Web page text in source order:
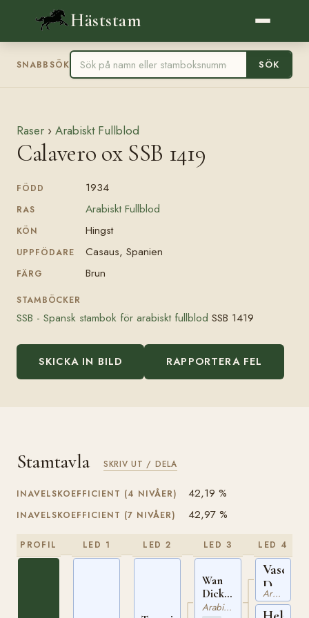
Häststam
SNABBSÖK SÖK
Raser › Arabiskt Fullblod
Calavero ox SSB 1419
FÖDD 1934
RAS Arabiskt Fullblod
KÖN Hingst
UPPFÖDARE Casaus, Spanien
FÄRG Brun
STAMBÖCKER
SSB - Spansk stambok för arabiskt fullblod SSB 1419
SKICKA IN BILD RAPPORTERA FEL
Stamtavla SKRIV UT / DELA
INAVELSKOEFFICIENT (4 NIVÅER) 42,19 %
INAVELSKOEFFICIENT (7 NIVÅER) 42,97 %
PROFIL LED 1 LED 2 LED 3
Wan
Dick
ox
Arabiskt Fullblod
LED 4
Vasco
De
Gama
Arabiskt Fullblod